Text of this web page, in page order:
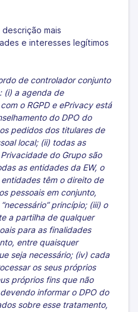
mais
e interesses legítimos
de controlador conjunto
(i) a agenda de
o RGPD e ePrivacy está
do DPO do
pedidos dos titulares de
local; (ii) todas as
do Grupo são
as entidades da EW, o
têm o direito de
pessoais em conjunto,
princípio; (iii) o
a partilha de qualquer
para as finalidades
entre quaisquer
seja necessário; (iv) cada
os seus próprios
próprios fins que não
informar o DPO do
sobre esse tratamento,